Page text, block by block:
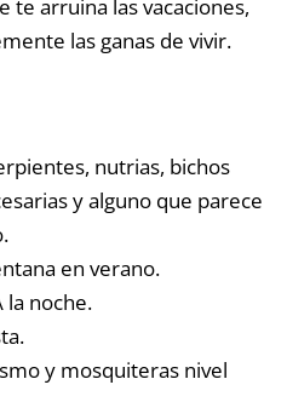
te arruina las vacaciones,
las ganas de vivir.
nutrias, bichos
y alguno que parece
en verano.
la noche.
y mosquiteras nivel